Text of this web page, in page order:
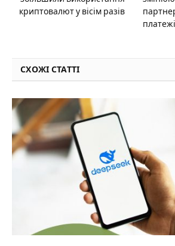
криптовалют у вісім разів
СХОЖІ СТАТТІ